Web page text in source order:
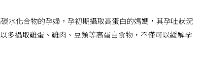
水化合物的孕婦，孕初期攝取高蛋白的媽媽，其孕吐狀況
多攝取雞蛋、雞肉、豆類等高蛋白食物，不僅可以緩解孕